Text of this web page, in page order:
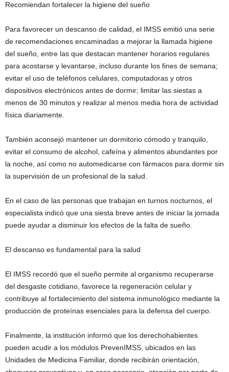
Recomiendan fortalecer la higiene del sueño
Para favorecer un descanso de calidad, el IMSS emitió una serie
de recomendaciones encaminadas a mejorar la llamada higiene
del sueño, entre las que destacan mantener horarios regulares
para acostarse y levantarse, incluso durante los fines de semana;
evitar el uso de teléfonos celulares, computadoras y otros
dispositivos electrónicos antes de dormir; limitar las siestas a
menos de 30 minutos y realizar al menos media hora de actividad
física diariamente.
También aconsejó mantener un dormitorio cómodo y tranquilo,
evitar el consumo de alcohol, cafeína y alimentos abundantes por
la noche, así como no automedicarse con fármacos para dormir sin
la supervisión de un profesional de la salud.
En el caso de las personas que trabajan en turnos nocturnos, el
especialista indicó que una siesta breve antes de iniciar la jornada
puede ayudar a disminuir los efectos de la falta de sueño.
El descanso es fundamental para la salud
El IMSS recordó que el sueño permite al organismo recuperarse
del desgaste cotidiano, favorece la regeneración celular y
contribuye al fortalecimiento del sistema inmunológico mediante la
producción de proteínas esenciales para la defensa del cuerpo.
Finalmente, la institución informó que los derechohabientes
pueden acudir a los módulos PrevenIMSS, ubicados en las
Unidades de Medicina Familiar, donde recibirán orientación,